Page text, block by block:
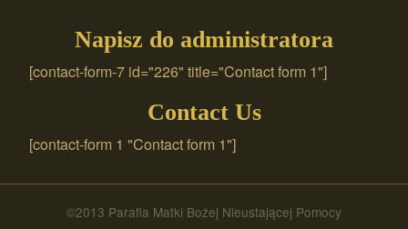
Napisz do administratora
[contact-form-7 id="226" title="Contact form 1"]
Contact Us
[contact-form 1 "Contact form 1"]
©2013 Parafia Matki Bożej Nieustającej Pomocy